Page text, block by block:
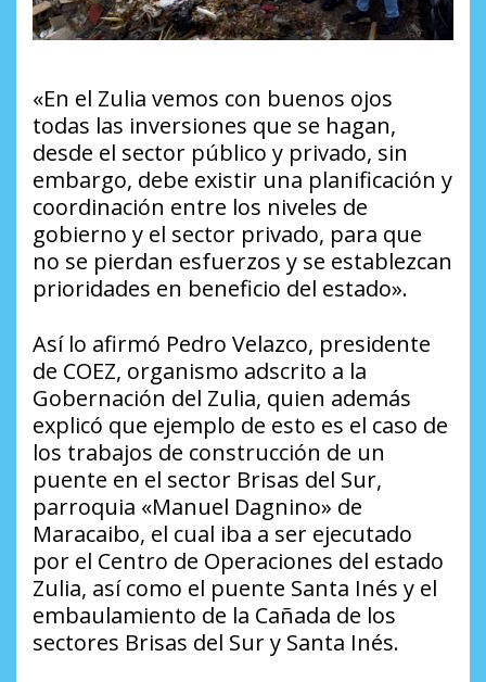
«En el Zulia vemos con buenos ojos
todas las inversiones que se hagan,
desde el sector público y privado, sin
embargo, debe existir una planificación y
coordinación entre los niveles de
gobierno y el sector privado, para que
no se pierdan esfuerzos y se establezcan
prioridades en beneficio del estado».
Así lo afirmó Pedro Velazco, presidente
de COEZ, organismo adscrito a la
Gobernación del Zulia, quien además
explicó que ejemplo de esto es el caso de
los trabajos de construcción de un
puente en el sector Brisas del Sur,
parroquia «Manuel Dagnino» de
Maracaibo, el cual iba a ser ejecutado
por el Centro de Operaciones del estado
Zulia, así como el puente Santa Inés y el
embaulamiento de la Cañada de los
sectores Brisas del Sur y Santa Inés.